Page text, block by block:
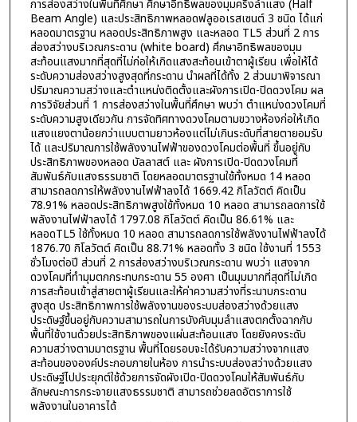
การส่องสว่างในพื้นที่ศึกษา ศึกษาอิทธิพลของมุมครึ่งลำแสง (Half
Beam Angle) และประสิทธิภาพหลอดฟลูออเรสเซนต์ 3 ชนิด ได้แก่
หลอดมาตรฐาน หลอดประสิทธิภาพสูง และหลอด TL5 ส่วนที่ 2 การ
ส่องสว่างบริเวณกระดาน (white board) ศึกษาอิทธิพลของมุม
สะท้อนแสงมากที่สุดที่ไม่ก่อให้เกิดแสงสะท้อนเข้าตาผู้เรียน เพื่อให้ได้
ระดับความส่องสว่างสูงสุดที่กระดาน นำผลที่ได้ทั้ง 2 ส่วนมาพิจารณา
ปริมาณความสว่างและตำแหน่งติดตั้งและผังการเปิด-ปิดดวงโคม ผล
การวิจัยส่วนที่ 1 การส่องสว่างในพื้นที่ศึกษา พบว่า ตำแหน่งดวงโคมที่
ระดับความสูงเดียวกัน การจัดทิศทางดวงโคมตามขวางห้องก่อให้เกิด
แสงแยงตาน้อยกว่าแบบตามยาวห้องแต่ไม่เกินระดับที่สายตายอมรับ
ได้ และปริมาณการใช้พลังงานไฟฟ้าของดวงโคมต่อพื้นที่ ขึ้นอยู่กับ
ประสิทธิภาพของหลอด บัลลาสต์ และ ผังการเปิด-ปิดดวงโคมที่
สัมพันธ์กับแสงธรรมชาติ โดยหลอดมาตรฐานใช้ทั้งหมด 14 หลอด
สามารถลดการให้พลังงานไฟฟ้าลงได้ 1669.42 กิโลวัตต์ คิดเป็น
78.91% หลอดประสิทธิภาพสูงใช้ทั้งหมด 10 หลอด สามารถลดการใช้
พลังงานไฟฟ้าลงได้ 1797.08 กิโลวัตต์ คิดเป็น 86.61% และ
หลอดTL5 ใช้ทั้งหมด 10 หลอด สามารถลดการใช้พลังงานไฟฟ้าลงได้
1876.70 กิโลวัตต์ คิดเป็น 88.71% หลอดทั้ง 3 ชนิด ใช้งานที่ 1553
ชั่วโมงต่อปี ส่วนที่ 2 การส่องสว่างบริเวณกระดาน พบว่า แสงจาก
ดวงโคมที่ทำมุมตกกระทบกระดาน 55 องศา เป็นมุมมากที่สุดที่ไม่เกิด
การสะท้อนเข้าสู่สายตาผู้เรียนและให้ค่าความสว่างที่ระนาบกระดาน
สูงสุด ประสิทธิภาพการใช้พลังงานของระบบส่องสว่างด้วยแสง
ประดิษฐ์ขึ้นอยู่กับความสามารถในการบังคับมุมลำแสงตกตั้งฉากกับ
พื้นที่ใช้งานด้วยประสิทธิภาพของแผ่นสะท้อนแสง โดยยังคงระดับ
ความสว่างตามมาตรฐาน พื้นที่โดยรอบจะได้รับความสว่างจากแสง
สะท้อนขององค์ประกอบภายในห้อง การนำระบบส่องสว่างด้วยแสง
ประดิษฐ์ไปประยุกต์ใช้ด้วยการจัดผังเปิด-ปิดดวงโคมให้สัมพันธ์กับ
ลักษณะการกระจายแสงธรรมชาติ สามารถช่วยลดอัตราการใช้
พลังงานในอาคารได้